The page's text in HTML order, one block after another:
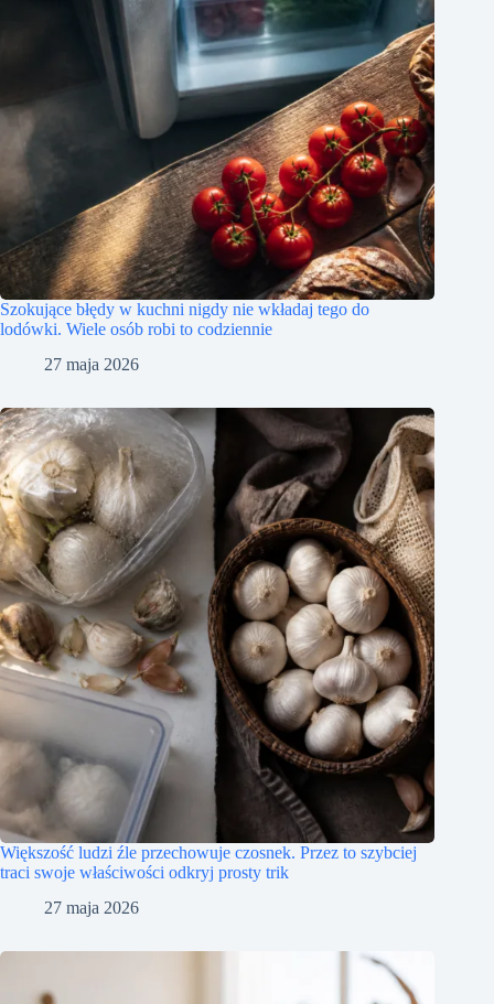
Szokujące błędy w kuchni nigdy nie wkładaj tego do
lodówki. Wiele osób robi to codziennie
27 maja 2026
Większość ludzi źle przechowuje czosnek. Przez to szybciej
traci swoje właściwości odkryj prosty trik
27 maja 2026